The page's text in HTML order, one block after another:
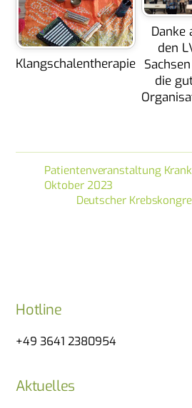
Klangschalentherapie
Danke
den
die
Patientenveranstaltung
Oktober 2023
Deutscher
Hotline
+49 3641 2380954
Aktuelles